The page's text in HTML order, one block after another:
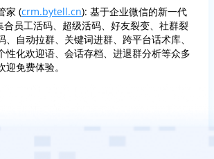
家 (crm.bytell.cn): 基于企业微信的新一代
合员工活码、超级活码、好友裂变、社群裂
、自动拉群、关键词进群、跨平台话术库、
性化欢迎语、会话存档、进退群分析等众多
免费体验。